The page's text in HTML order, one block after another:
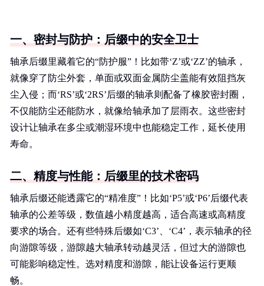
一、密封与防护：后缀中的安全卫士
轴承后缀里藏着它的“防护服”！比如带‘Z’或‘ZZ’的轴承，
就像穿了防尘外套，单面或双面金属防尘盖能有效阻挡灰
尘入侵；而‘RS’或‘2RS’后缀的轴承则配备了橡胶密封圈，
不仅能防尘还能防水，就像给轴承加了层雨衣。这些密封
设计让轴承在多尘或潮湿环境中也能稳定工作，延长使用
寿命。
二、精度与性能：后缀里的技术密码
轴承后缀还能透露它的“精准度”！比如‘P5’或‘P6’后缀代表
轴承的公差等级，数值越小精度越高，适合高速或高精度
要求的场合。还有些特殊后缀如‘C3’、‘C4’，表示轴承的径
向游隙等级，游隙越大轴承转动越灵活，但过大的游隙也
可能影响稳定性。选对精度和游隙，能让设备运行更顺
畅。